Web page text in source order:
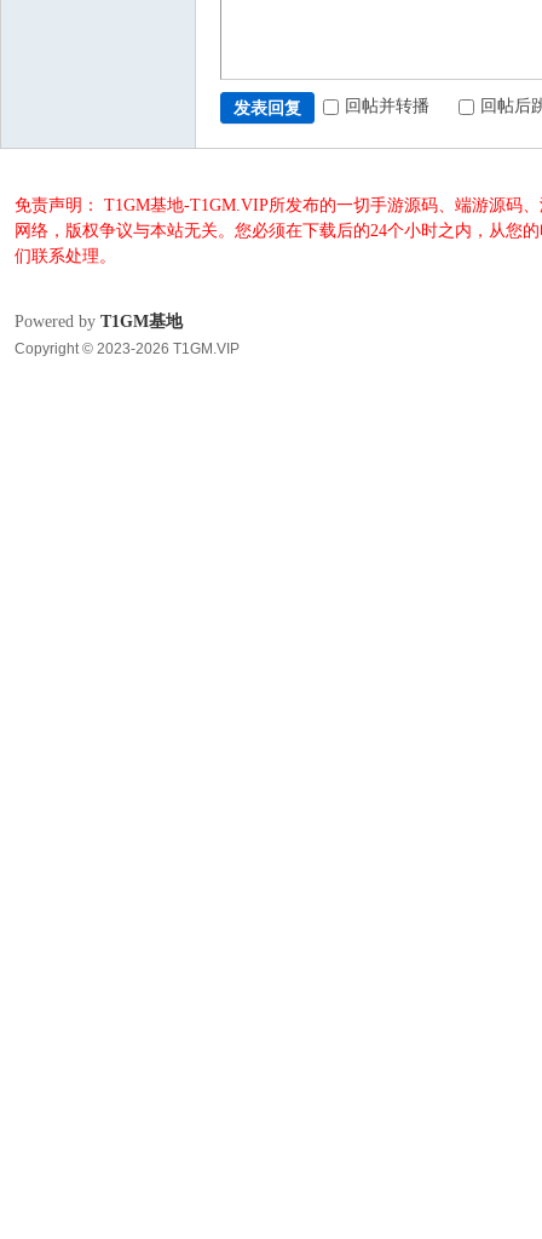
发表回复 回帖并转播 回帖后
免责声明： T1GM基地-T1GM.VIP所发布的一切手游源码、端游源码
网络，版权争议与本站无关。您必须在下载后的24个小时之内，从您
们联系处理。
Powered by T1GM基地
Copyright © 2023-2026 T1GM.VIP